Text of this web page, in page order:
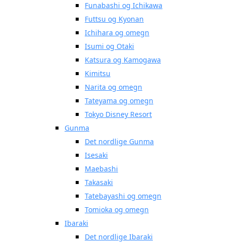
Funabashi og Ichikawa
Futtsu og Kyonan
Ichihara og omegn
Isumi og Otaki
Katsura og Kamogawa
Kimitsu
Narita og omegn
Tateyama og omegn
Tokyo Disney Resort
Gunma
Det nordlige Gunma
Isesaki
Maebashi
Takasaki
Tatebayashi og omegn
Tomioka og omegn
Ibaraki
Det nordlige Ibaraki